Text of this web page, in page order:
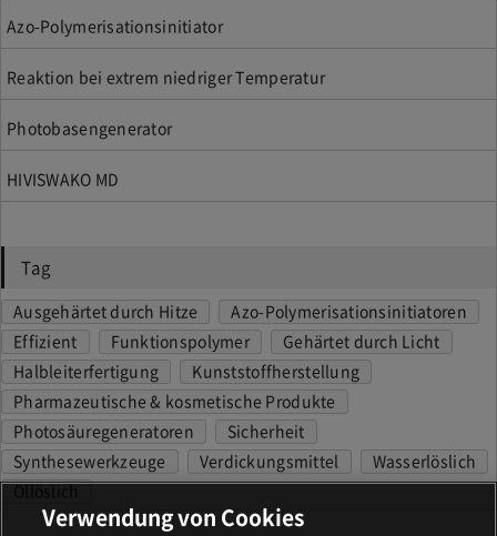
Azo-Polymerisationsinitiator
Reaktion bei extrem niedriger Temperatur
Photobasengenerator
HIVISWAKO MD
Tag
Ausgehärtet durch Hitze
Azo-Polymerisationsinitiatoren
Effizient
Funktionspolymer
Gehärtet durch Licht
Halbleiterfertigung
Kunststoffherstellung
Pharmazeutische & kosmetische Produkte
Photosäuregeneratoren
Sicherheit
Synthesewerkzeuge
Verdickungsmittel
Wasserlöslich
Öllöslich
Verwendung von Cookies